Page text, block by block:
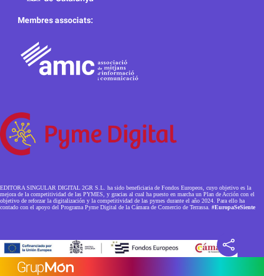
Membres associats:
EDITORA SINGULAR DIGITAL 2GR S.L. ha sido beneficiaria de Fondos Europeos, cuyo objetivo es la
mejora de la competitividad de las PYMES, y gracias al cual ha puesto en marcha un Plan de Acción con el
objetivo de reforzar la digitalización y la competitividad de las pymes durante el año 2024. Para ello ha
contado con el apoyo del Programa Pyme Digital de la Cámara de Comercio de Terrassa. #EuropaSeSiente